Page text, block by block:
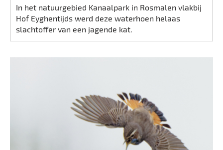
In het natuurgebied Kanaalpark in Rosmalen vlakbij
Hof Eyghentijds werd deze waterhoen helaas
slachtoffer van een jagende kat.